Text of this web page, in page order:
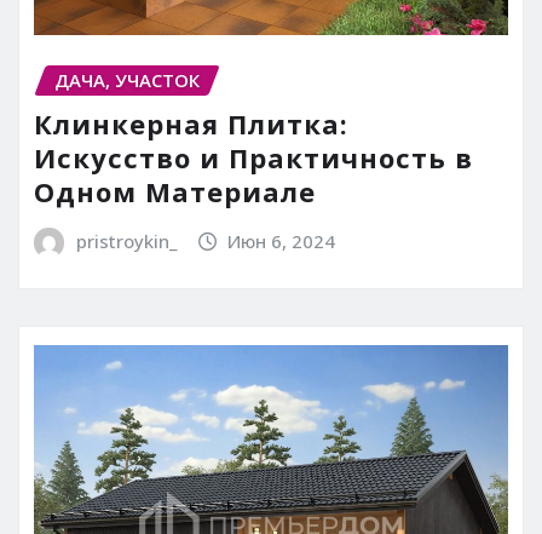
ДАЧА, УЧАСТОК
Клинкерная Плитка:
Искусство и Практичность в
Одном Материале
pristroykin_ Июн 6, 2024